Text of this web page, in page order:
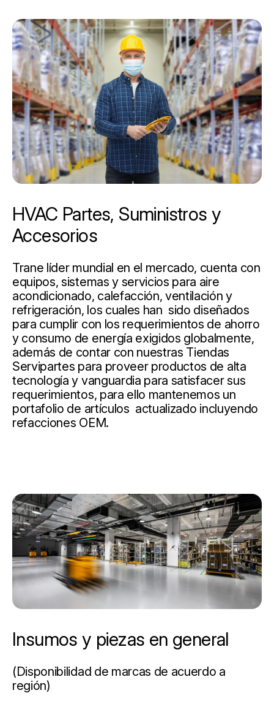
HVAC Partes, Suministros y
Accesorios
Trane líder mundial en el mercado, cuenta con
equipos, sistemas y servicios para aire
acondicionado, calefacción, ventilación y
refrigeración, los cuales han sido diseñados
para cumplir con los requerimientos de ahorro
y consumo de energía exigidos globalmente,
además de contar con nuestras Tiendas
Servipartes para proveer productos de alta
tecnología y vanguardia para satisfacer sus
requerimientos, para ello mantenemos un
portafolio de artículos actualizado incluyendo
refacciones OEM.
Insumos y piezas en general
(Disponibilidad de marcas de acuerdo a
región)